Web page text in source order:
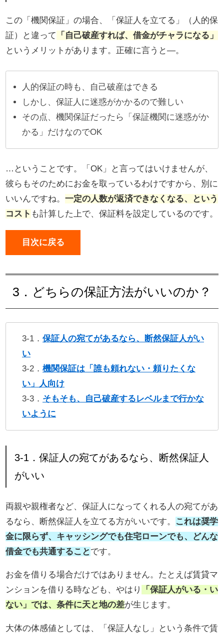
この「機関保証」の場合、「保証人を立てる」（人的保
証）と違って
「自己破産すれば、借金がチャラになる」
というメリットがあります。正確に言うと―。
人的保証の時も、自己破産はできる
しかし、保証人に迷惑がかかるので難しい
その点、機関保証だったら「保証機関に迷惑がか
かる」だけなのでOK
…ということです。「OK」と言ってはいけませんが、
彼らもそのためにお金を取っているわけですから、別に
いいんですね。一定の人数が返済できなくなる、という
コスト も計算した上で、保証料を設定しているのです。
目次に戻る
3．どちらの保証方法がいいのか？
3-1． 保証人の宛てがあるなら、断然保証人がい
い
3-2． 機関保証は「誰も頼れない・頼りたくな
い」人向け
3-3． そもそも、自己破産するレベルまで行かな
いように
3-1．保証人の宛てがあるなら、断然保証人
がいい
両親や親権者など、保証人になってくれる人の宛てがあ
るなら、断然保証人を立てる方がいいです。 これは奨学
金に限らず、キャッシングでも住宅ローンでも、どんな
借金でも共通すること です。
お金を借りる場合だけではありません。たとえば賃貸マ
ンションを借りる時なども、やはり
「保証人がいる・い
ない」では、条件に天と地の差が生じます。
大体の体感値としては、「保証人なし」という条件で賃